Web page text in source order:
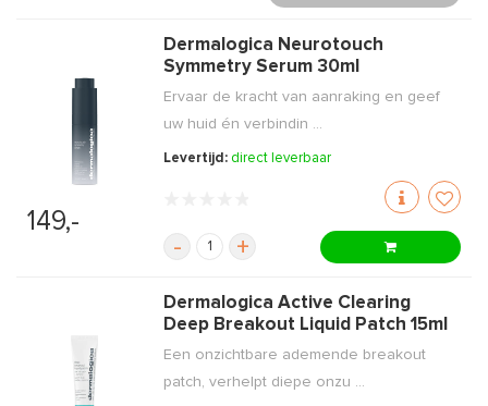
149,-
Dermalogica Neurotouch
Symmetry Serum 30ml
Ervaar de kracht van aanraking en geef
uw huid én verbindin ...
Levertijd: direct leverbaar
- +
Dermalogica Active Clearing
Deep Breakout Liquid Patch 15ml
Een onzichtbare ademende breakout
patch, verhelpt diepe onzu ...